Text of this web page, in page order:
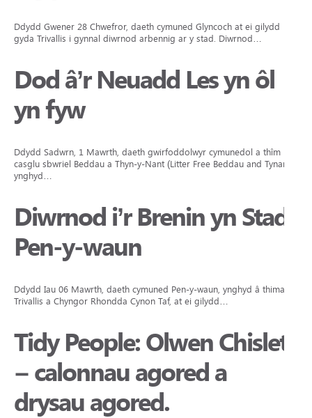
Ddydd Gwener 28 Chwefror, daeth cymuned Glyncoch at ei gilydd
gyda Trivallis i gynnal diwrnod arbennig ar y stad. Diwrnod…
Dod â’r Neuadd Les yn ôl
yn fyw
Ddydd Sadwrn, 1 Mawrth, daeth gwirfoddolwyr cymunedol a thîm
casglu sbwriel Beddau a Thyn-y-Nant (Litter Free Beddau and Tynant)
ynghyd…
Diwrnod i’r Brenin yn Stad
Pen-y-waun
Ddydd Iau 06 Mawrth, daeth cymuned Pen-y-waun, ynghyd â thimau o
Trivallis a Chyngor Rhondda Cynon Taf, at ei gilydd…
Tidy People: Olwen Chislett
– calonnau agored a
drysau agored.